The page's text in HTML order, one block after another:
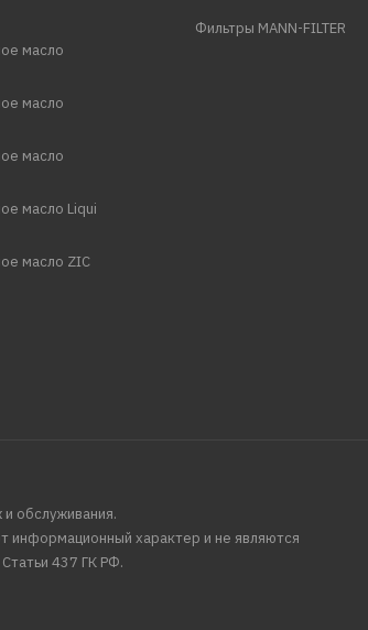
масло
масло
масло
масло Liqui
масло ZIC
Фильтры MANN-FILTER
обслуживания.
информационный характер и не являются
437 ГК РФ.